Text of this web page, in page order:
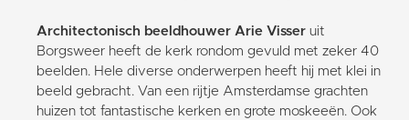
Architectonisch beeldhouwer Arie Visser uit
Borgsweer heeft de kerk rondom gevuld met zeker 40
beelden. Hele diverse onderwerpen heeft hij met klei in
beeld gebracht. Van een rijtje Amsterdamse grachten
huizen tot fantastische kerken en grote moskeeën. Ook